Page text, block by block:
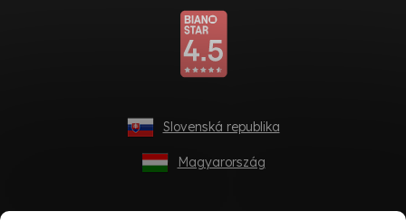
Slovenská republika
Magyarország